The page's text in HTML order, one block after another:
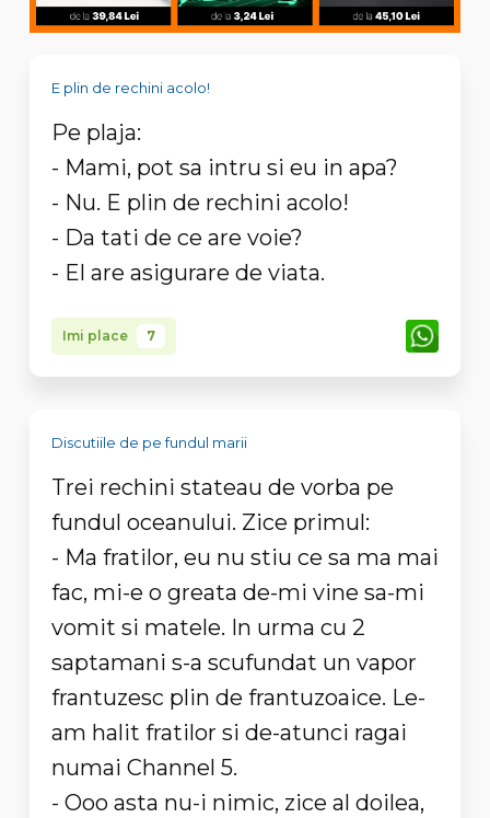
E plin de rechini acolo!
Pe plaja:
- Mami, pot sa intru si eu in apa?
- Nu. E plin de rechini acolo!
- Da tati de ce are voie?
- El are asigurare de viata.
Imi place 7
Discutiile de pe fundul marii
Trei rechini stateau de vorba pe
fundul oceanului. Zice primul:
- Ma fratilor, eu nu stiu ce sa ma mai
fac, mi-e o greata de-mi vine sa-mi
vomit si matele. In urma cu 2
saptamani s-a scufundat un vapor
frantuzesc plin de frantuzoaice. Le-
am halit fratilor si de-atunci ragai
numai Channel 5.
- Ooo asta nu-i nimic, zice al doilea,